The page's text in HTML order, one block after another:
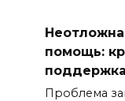
помощь:
Проблема